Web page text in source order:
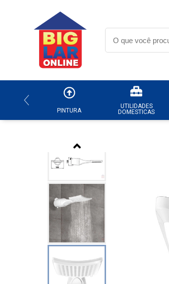
PINTURA
UTILIDADES
DOMESTICAS